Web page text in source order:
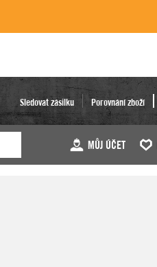
Sledovat zásilku Porovnání zboží
MŮJ ÚČET